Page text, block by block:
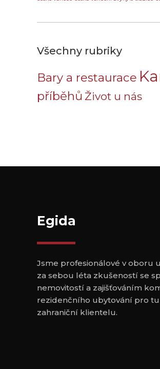
Všechny rubriky
Bary a restaurace
příběhů Život u nás
Egida
Jsme profesionálové v oboru
za sebou léta zkušeností se
nemovitostí a zajišťováním
rezidenčního ubytování pro
zahraniční klientelu.